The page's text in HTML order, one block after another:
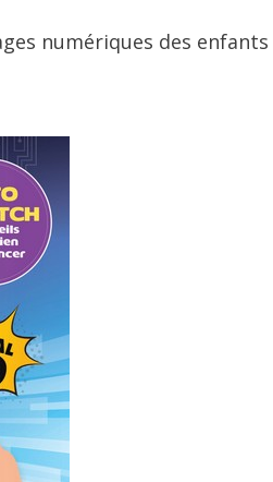
numériques des enfants